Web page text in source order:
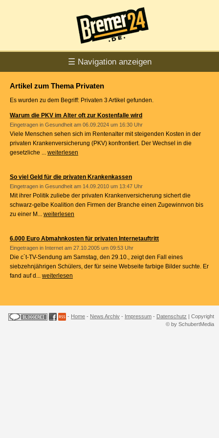
☰ Navigation anzeigen
Artikel zum Thema Privaten
Es wurden zu dem Begriff: Privaten 3 Artikel gefunden.
Warum die PKV im Alter oft zur Kostenfalle wird
Eingetragen in Gesundheit am 06.09.2024 um 16:30 Uhr
Viele Menschen sehen sich im Rentenalter mit steigenden Kosten in der
privaten Krankenversicherung (PKV) konfrontiert. Der Wechsel in die
gesetzliche ... weiterlesen
So viel Geld für die privaten Krankenkassen
Eingetragen in Gesundheit am 14.09.2010 um 13:47 Uhr
Mit ihrer Politik zuliebe der privaten Krankenversicherung sichert die
schwarz-gelbe Koalition den Firmen der Branche einen Zugewinnvon bis
zu einer M... weiterlesen
6.000 Euro Abmahnkosten für privaten Internetauftritt
Eingetragen in Internet am 27.10.2005 um 09:53 Uhr
Die c´t-TV-Sendung am Samstag, den 29.10., zeigt den Fall eines
siebzehnjährigen Schülers, der für seine Webseite farbige Bilder suchte. Er
fand auf d... weiterlesen
- Home - News Archiv - Impressum - Datenschutz | Copyright
© by SchubertMedia